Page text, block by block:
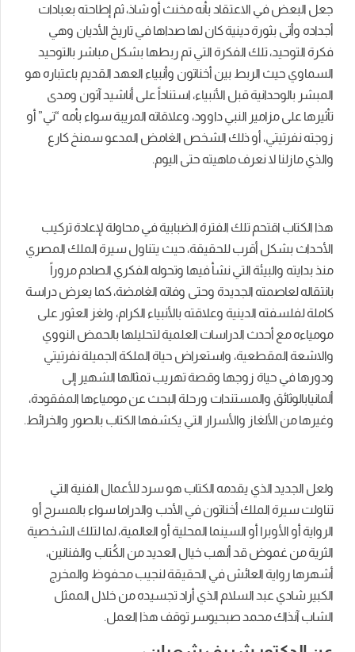
جعل البعض في الاعتقاد بأنه مخنث أو شاذ،ثم إطاحته بعبادات
أجداده وأتى بثورة دينية كان لها صداها في تاريخ الأديان وهي
فكرة التوحيد، تلك الفكرة التي تم ربطها بشكل مباشر بالتوحيد
السماوي حيث الربط بين أخناتون وأنبياء العهد القديم باعتباره هو
المبشر بالوحدانية قبل الأنبياء، استناداً على أناشيد آتون ومدى
تأثيرها على مزامير النبي داوود، وعلاقاته المريبة سواء بأمه “تي” أو
زوجتهنفرتيتي، أو ذلك الشخص الغامض المدعو سمنخ كارع
والذي مازلنا لا نعرف ماهيته حتى اليوم.
هذا الكتاب اقتحم تلك الفترة الضبابيةفي محاولة لإعادة تركيب
الأحداث بشكل أقرب للحقيقة،حيث يتناول سيرة الملك المصري
منذ بدايته والبيئة التي نشأ فيها وتحوله الفكري الصادم مرورا
بانتقاله لعاصمته الجديدة وحتى وفاته الغامضة، كما يعرض دراسة
كاملةلفلسفته الدينية وعلاقته بالأنبياء الكرام، ولغز العثور على
مومياءه مع أحدث الدراسات العلمية لتحليلها بالحمض النووي
والاشعة المقطعية، واستعراض حياة الملكة الجميلة نفرتيتي
ودورها في حياة زوجها وقصة تهريب تمثالها الشهير إلى
ألمانيابالوثائق والمستندات ورحلة البحث عن مومياءها المفقودة،
وغيرهامن الألغاز والأسرار التي يكشفها الكتاب بالصور والخرائط.
ولعل الجديد الذي يقدمه الكتاب هو سرد للأعمال الفنية التي
تناولت سيرة الملك أخناتون في الأدب والدراما سواء بالمسرح أو
الرواية أو الأوبرا أو السينما المحلية أو العالمية، لمالتلك الشخصية
الثريةمن غموضقد ألهب خيال العديد من الكُتاب والفنانين،
أشهرها رواية العائش في الحقيقة لنجيب محفوظ والمخرج
الكبير شادي عبد السلام الذي أراد تجسيده من خلال الممثل
الشاب آنذاك محمد صبحيوسر توقف هذا العمل.